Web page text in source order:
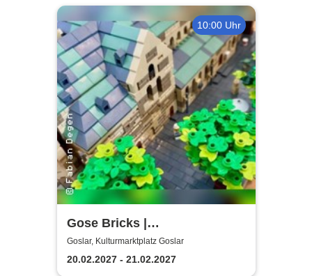
10:00 Uhr
Gose Bricks |
Kulturmarktplatz Goslar
Goslar, Kulturmarktplatz Goslar
20.02.2027 - 21.02.2027